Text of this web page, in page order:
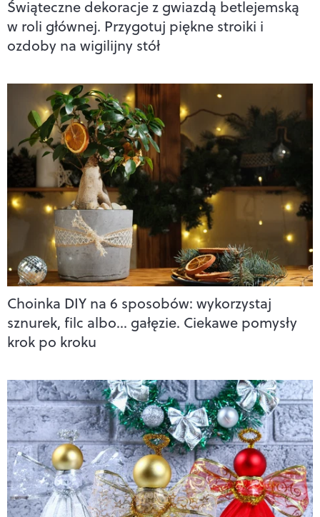
Świąteczne dekoracje z gwiazdą betlejemską
w roli głównej. Przygotuj piękne stroiki i
ozdoby na wigilijny stół
Choinka DIY na 6 sposobów: wykorzystaj
sznurek, filc albo… gałęzie. Ciekawe pomysły
krok po kroku